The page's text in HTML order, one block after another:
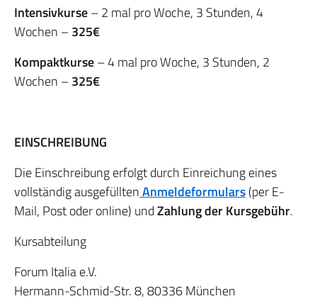
Intensivkurse– 2 mal pro Woche, 3 Stunden, 4
Wochen –325€
Kompaktkurse– 4 mal pro Woche, 3 Stunden, 2
Wochen –325€
EINSCHREIBUNG
Die Einschreibung erfolgt durch Einreichung eines
vollständig ausgefülltenAnmeldeformulars(per E-
Mail, Post oder online) undZahlung der Kursgebühr.
Kursabteilung
Forum Italia e.V.
Hermann-Schmid-Str. 8, 80336 München